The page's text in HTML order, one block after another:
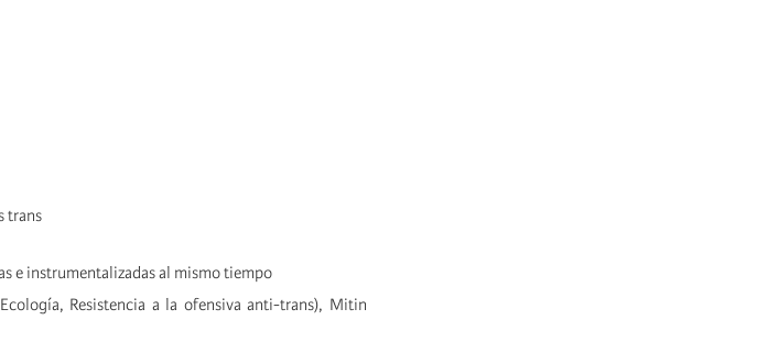
trans
e instrumentalizadas al mismo tiempo
Resistencia a la ofensiva anti-trans), Mitin